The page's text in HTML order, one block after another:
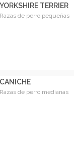
YORKSHIRE TERRIER
Razas de perro pequeñas
CANICHE
Razas de perro medianas